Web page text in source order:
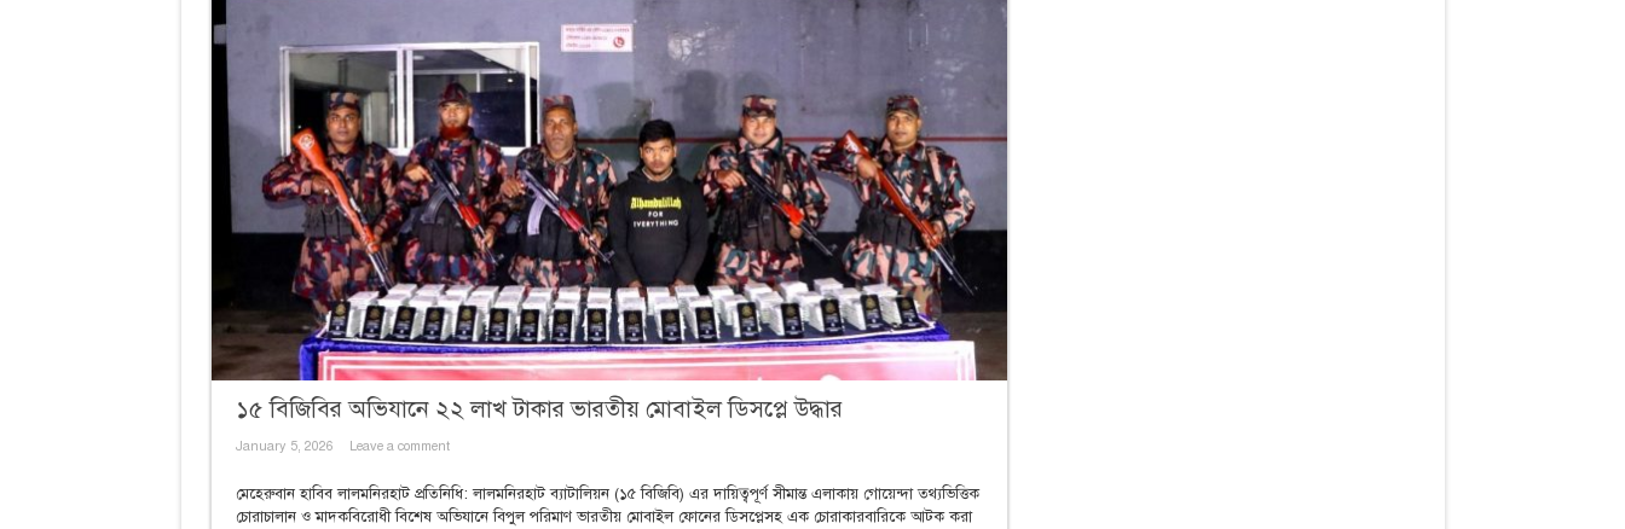
১৫ বিজিবির অভিযানে ২২ লাখ টাকার ভারতীয় মোবাইল ডিসপ্লে উদ্ধার
January 5, 2026 Leave a comment
মেহেরুবান হাবিব লালমনিরহাট প্রতিনিধি: ‎লালমনিরহাট ব্যাটালিয়ন (১৫ বিজিবি) এর দায়িত্বপূর্ণ সীমান্ত এলাকায় গোয়েন্দা তথ্যভিত্তিক
চোরাচালান ও মাদকবিরোধী বিশেষ অভিযানে বিপুল পরিমাণ ভারতীয় মোবাইল ফোনের ডিসপ্লেসহ এক চোরাকারবারিকে আটক করা